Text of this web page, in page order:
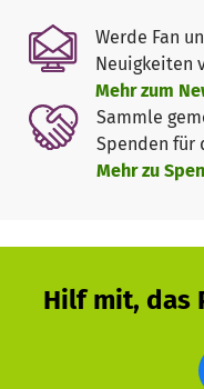
Hilf uns, unsere
Jede Spende zählt.
❤️ Danke für deine
Werde Fan
Neuigkeiten
Mehr zum
Sammle
Spenden für
Mehr zu
Hilf mit, das